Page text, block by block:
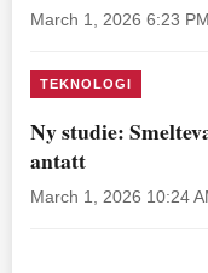
March 1, 2026 6:23 PM
TEKNOLOGI
Ny studie:
antatt
March 1, 2026 10:24